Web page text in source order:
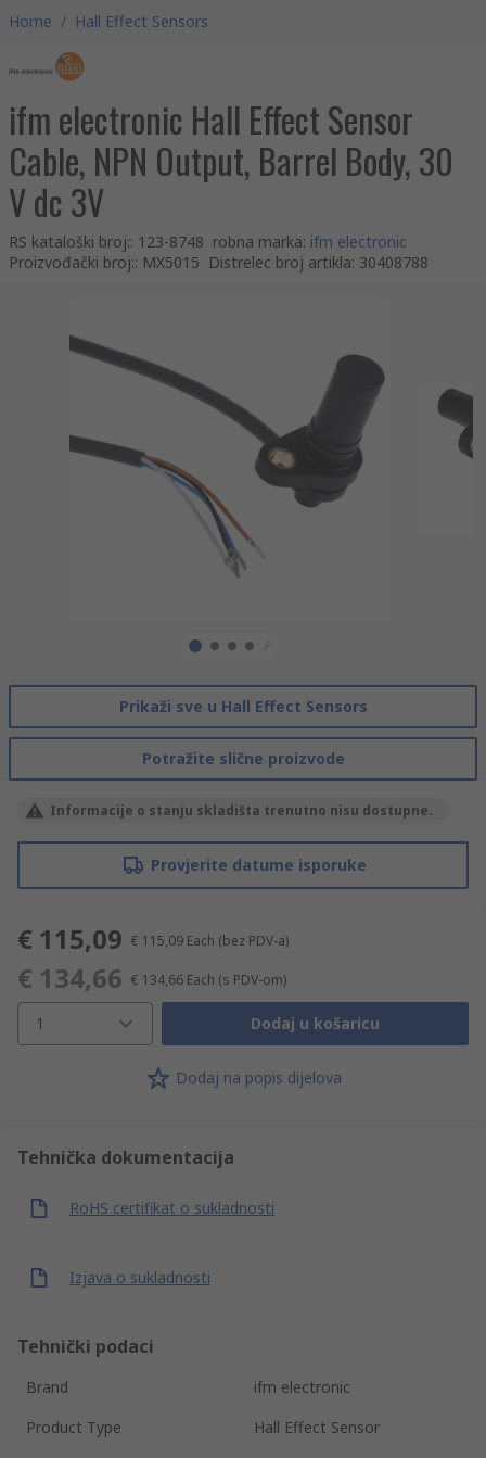
Home / Hall Effect Sensors
ifm electronic Hall Effect Sensor
Cable, NPN Output, Barrel Body, 30
V dc 3V
RS kataloški broj:: 123-8748 robna marka: ifm electronic
Proizvođački broj:: MX5015 Distrelec broj artikla: 30408788
Prikaži sve u Hall Effect Sensors
Potražite slične proizvode
Informacije o stanju skladišta trenutno nisu dostupne.
Provjerite datume isporuke
€ 115,09 € 115,09 Each (bez PDV-a)
€ 134,66 € 134,66 Each (s PDV-om)
1 Dodaj u košaricu
Dodaj na popis dijelova
Tehnička dokumentacija
RoHS certifikat o sukladnosti
Izjava o sukladnosti
Tehnički podaci
Brand
ifm electronic
Product Type
Hall Effect Sensor